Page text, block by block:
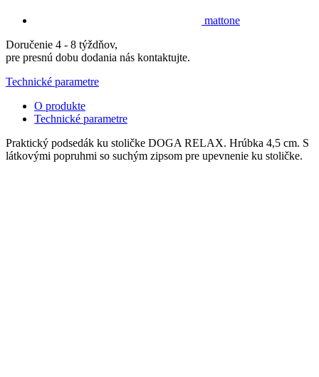
mattone
Doručenie 4 - 8 týždňov,
pre presnú dobu dodania nás kontaktujte.
Technické parametre
O produkte
Technické parametre
Praktický podsedák ku stoličke DOGA RELAX. Hrúbka 4,5 cm. S
látkovými popruhmi so suchým zipsom pre upevnenie ku stoličke.